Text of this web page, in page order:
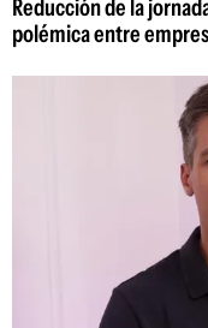
Reducción de la
polémica entre